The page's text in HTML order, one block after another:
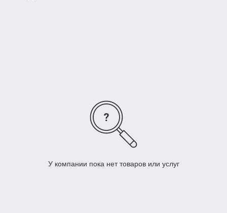
У компании пока нет товаров или услуг